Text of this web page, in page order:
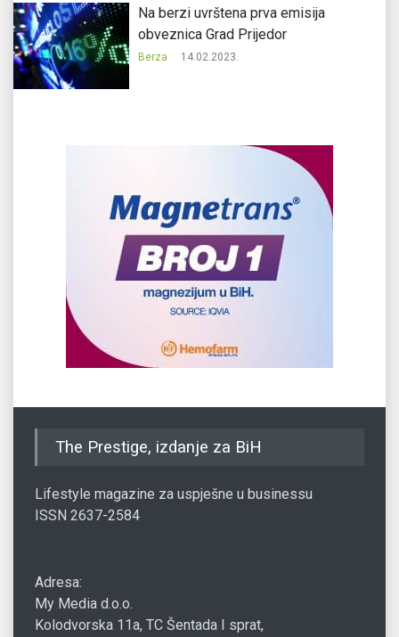
Na berzi uvrštena prva emisija
obveznica Grad Prijedor
Berza 14.02.2023.
The Prestige, izdanje za BiH
Lifestyle magazine za uspješne u businessu
ISSN 2637-2584
Adresa:
My Media d.o.o.
Kolodvorska 11a, TC Šentada I sprat,